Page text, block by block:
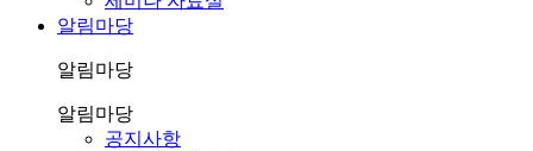
알림마당
알림마당
알림마당
공지사항